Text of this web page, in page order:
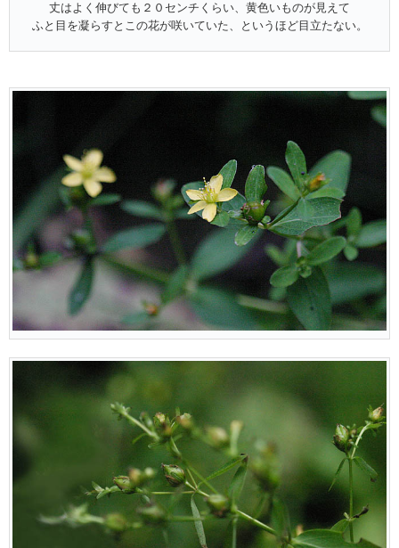
丈はよく伸びても２０センチくらい、黄色いものが見えて
ふと目を凝らすとこの花が咲いていた、というほど目立たない。